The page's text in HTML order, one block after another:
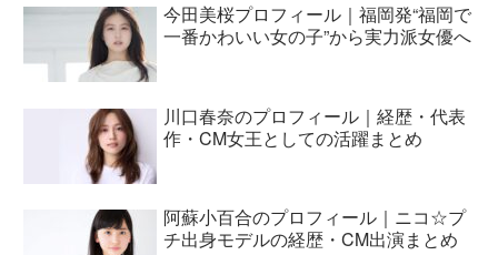
今田美桜プロフィール｜福岡発“福岡で
一番かわいい女の子”から実力派女優へ
川口春奈のプロフィール｜経歴・代表
作・CM女王としての活躍まとめ
阿蘇小百合のプロフィール｜ニコ☆プ
チ出身モデルの経歴・CM出演まとめ